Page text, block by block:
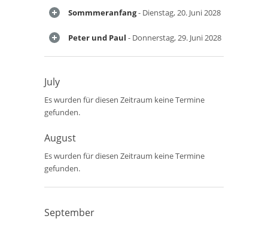
Sommmeranfang- Dienstag, 20. Juni 2028
Peter und Paul - Donnerstag, 29. Juni 2028
July
Es wurden für diesen Zeitraum keine Termine
gefunden.
August
Es wurden für diesen Zeitraum keine Termine
gefunden.
September